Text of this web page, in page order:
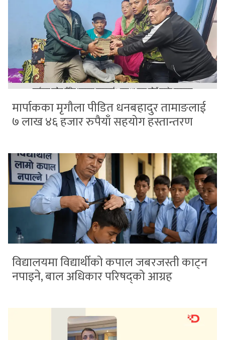
मार्पाकका मृगौला पीडित धनबहादुर तामाङलाई
७ लाख ४६ हजार रुपैयाँ सहयोग हस्तान्तरण
विद्यालयमा विद्यार्थीको कपाल जबरजस्ती काट्न
नपाइने, बाल अधिकार परिषद्को आग्रह